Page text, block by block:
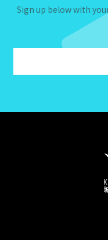
Sign up below with